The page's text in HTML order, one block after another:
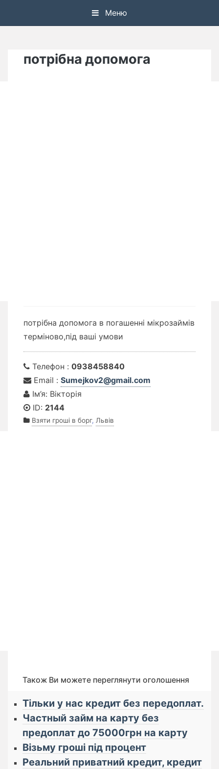
Меню
потрібна допомога
потрібна допомога в погашенні мікрозаймів
терміново,під ваші умови
Телефон : 0938458840
Email : Sumejkov2@gmail.com
Ім’я: Вікторія
ID: 2144
Взяти гроші в борг, Львів
Також Ви можете переглянути оголошення
Тільки у нас кредит без передоплат.
Частный займ на карту без
предоплат до 75000грн на карту
Візьму гроші під процент
Реальний приватний кредит, кредит